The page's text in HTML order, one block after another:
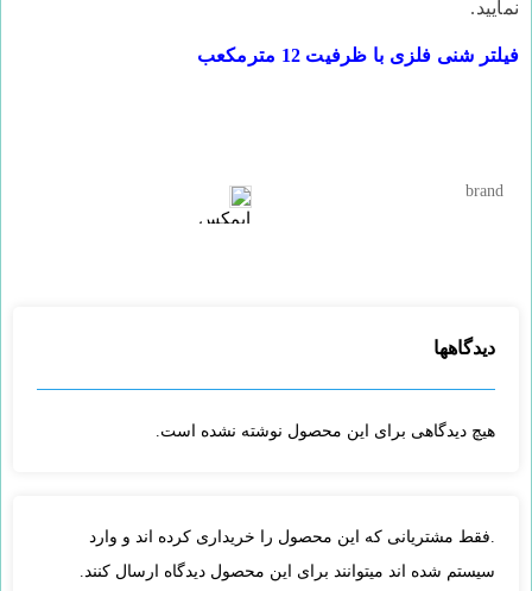
نمایید.
فیلتر شنی فلزی با ظرفیت 12 مترمکعب
brand
.فقط مشتریانی که این محصول را خریداری کرده اند و وارد
سیستم شده اند میتوانند برای این محصول دیدگاه ارسال کنند.
دیدگاهها
هیچ دیدگاهی برای این محصول نوشته نشده است.